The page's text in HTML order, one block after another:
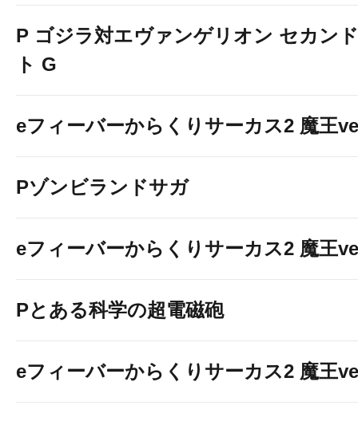
P ゴジラ対エヴァンゲリオン セカン
ト G
eフィーバーからくりサーカス2 魔王
Pゾンビランドサガ
eフィーバーからくりサーカス2 魔王
Pとある科学の超電磁砲
eフィーバーからくりサーカス2 魔王